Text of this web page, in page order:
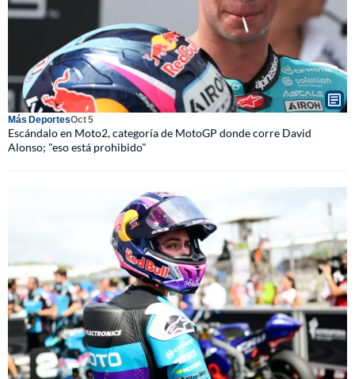
Más DeportesOct 5
Escándalo en Moto2, categoría de MotoGP donde corre David
Alonso; "eso está prohibido"